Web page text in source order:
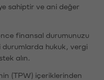
sahiptir ve ani değer
finansal durumunuzu
hukuk, vergi
alın.
(TPW) içeriklerinden